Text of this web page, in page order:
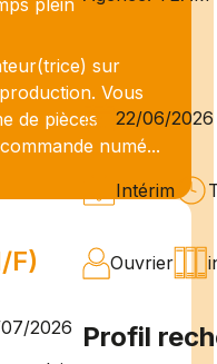
sur
Vous
de pièces
numé...
F)
2026
22/06/2026
Intérim
Ouvrier
Profil